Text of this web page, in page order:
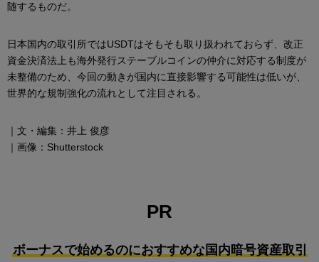
随するものだ。
日本国内の取引所ではUSDTはそもそも取り扱われておらず、改正
資金決済法上も海外発行ステーブルコインの仲介に対応する制度が
未整備のため、今回の動きが国内に直接影響する可能性は低いが、
世界的な規制強化の流れとして注目される。
｜文・編集：井上 俊彦
｜画像：Shutterstock
PR
ボーナスで始めるのにおすすめな国内暗号資産取引